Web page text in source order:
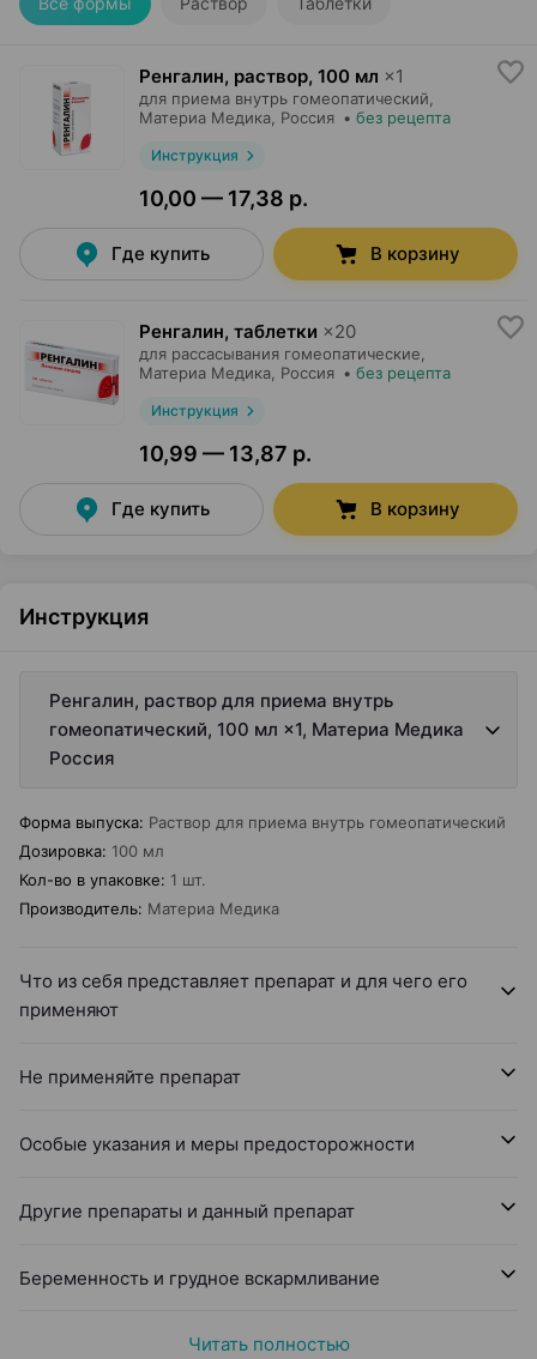
Ренгалин, раствор, 100 мл ×1
для приема внутрь гомеопатический,
Материа Медика , Россия • без рецепта
Инструкция
10,00 — 17,38 р.
Где купить В корзину
Ренгалин, таблетки ×20
для рассасывания гомеопатические,
Материа Медика , Россия • без рецепта
Инструкция
10,99 — 13,87 р.
Где купить В корзину
Инструкция
Ренгалин, раствор для приема внутрь
гомеопатический, 100 мл ×1, Материа Медика
Россия
Форма выпуска: Раствор для приема внутрь гомеопатический
Дозировка: 100 мл
Кол-во в упаковке: 1 шт.
Производитель: Материа Медика
Что из себя представляет препарат и для чего его
применяют
Не применяйте препарат
Особые указания и меры предосторожности
Другие препараты и данный препарат
Беременность и грудное вскармливание
Читать полностью